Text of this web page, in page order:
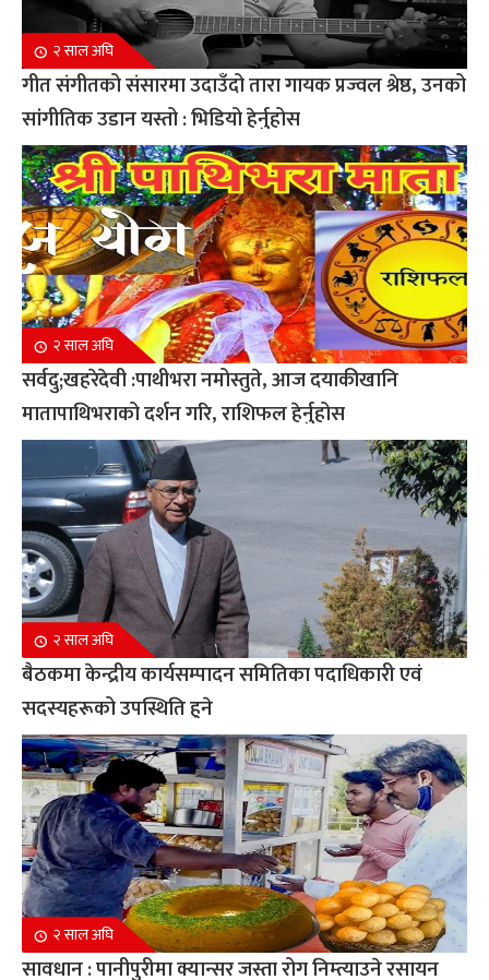
२ साल अघि
गीत संगीतको संसारमा उदाउँदो तारा गायक प्रज्वल श्रेष्ठ, उनको
सांगीतिक उडान यस्तो : भिडियो हेर्नुहोस
२ साल अघि
सर्वदु;खहरेदेवी :पाथीभरा नमोस्तुते, आज दयाकीखानि
मातापाथिभराको दर्शन गरि, राशिफल हेर्नुहोस
२ साल अघि
बैठकमा केन्द्रीय कार्यसम्पादन समितिका पदाधिकारी एवं
सदस्यहरूको उपस्थिति हुने
२ साल अघि
सावधान : पानीपुरीमा क्यान्सर जस्ता रोग निम्त्याउने रसायन